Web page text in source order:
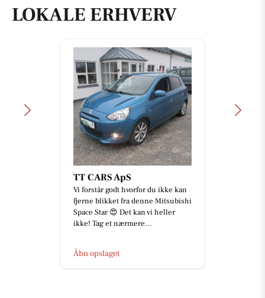
LOKALE ERHVERV
TT CARS ApS
Vi forstår godt hvorfor du ikke kan
fjerne blikket fra denne Mitsubishi
Space Star 😍 Det kan vi heller
ikke! Tag et nærmere...
Åbn opslaget